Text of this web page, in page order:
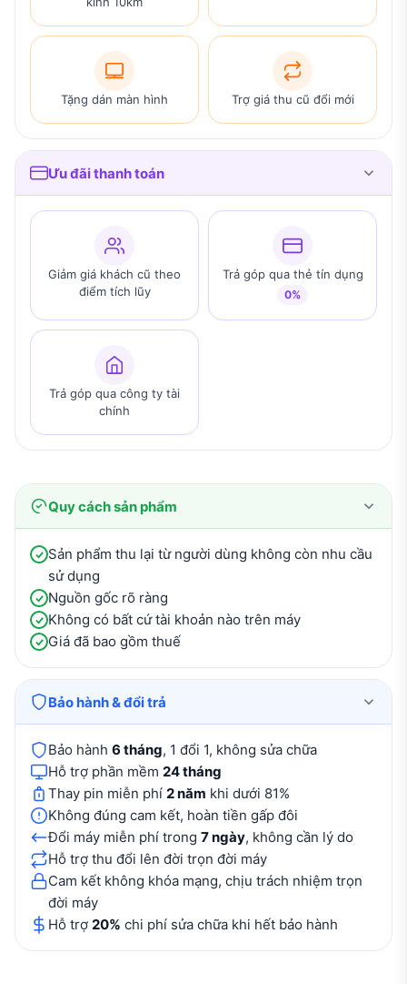
Tặng dán màn hình Trợ giá thu cũ đổi mới
Ưu đãi thanh toán
Giảm giá khách cũ theo
điểm tích lũy
Trả góp qua thẻ tín dụng
0%
Trả góp qua công ty tài
chính
Quy cách sản phẩm
Sản phẩm thu lại từ người dùng không còn nhu cầu
sử dụng
Nguồn gốc rõ ràng
Không có bất cứ tài khoản nào trên máy
Giá đã bao gồm thuế
Bảo hành & đổi trả
Bảo hành 6 tháng, 1 đổi 1, không sửa chữa
Hỗ trợ phần mềm 24 tháng
Thay pin miễn phí 2 năm khi dưới 81%
Không đúng cam kết, hoàn tiền gấp đôi
Đổi máy miễn phí trong 7 ngày, không cần lý do
Hỗ trợ thu đổi lên đời trọn đời máy
Cam kết không khóa mạng, chịu trách nhiệm trọn
đời máy
Hỗ trợ 20% chi phí sửa chữa khi hết bảo hành